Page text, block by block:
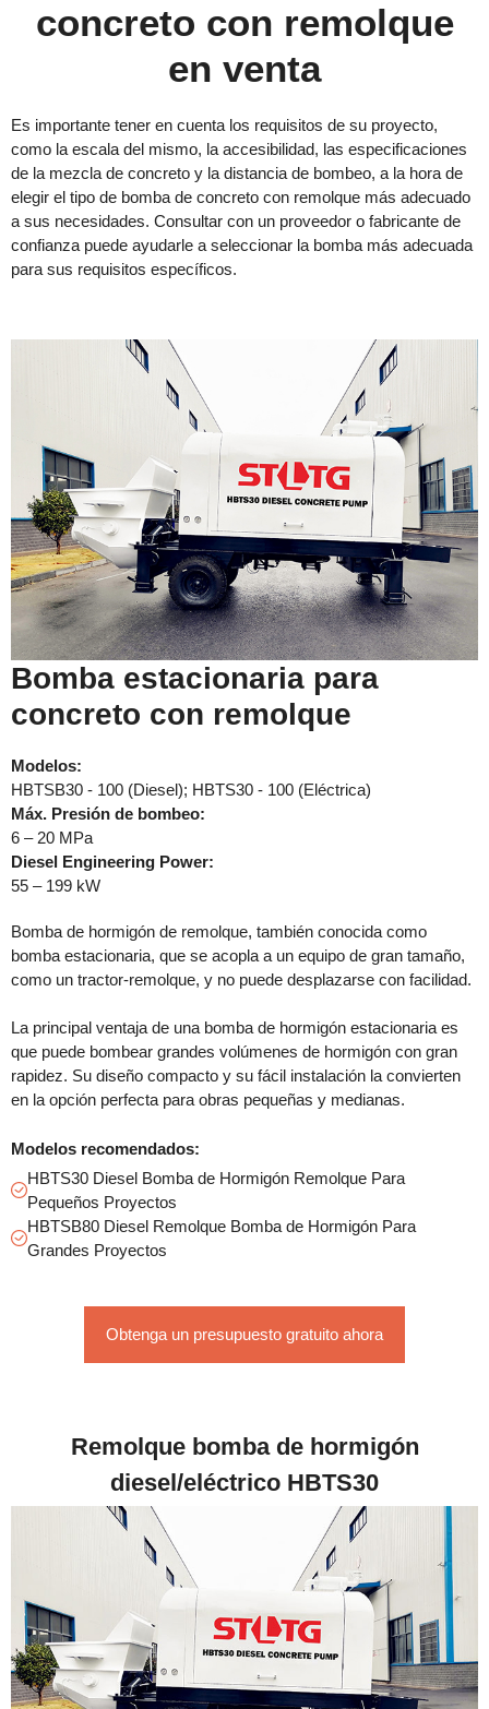
concreto con remolque
en venta
Es importante tener en cuenta los requisitos de su proyecto,
como la escala del mismo, la accesibilidad, las especificaciones
de la mezcla de concreto y la distancia de bombeo, a la hora de
elegir el tipo de bomba de concreto con remolque más adecuado
a sus necesidades. Consultar con un proveedor o fabricante de
confianza puede ayudarle a seleccionar la bomba más adecuada
para sus requisitos específicos.
Bomba estacionaria para
concreto con remolque
Modelos:
HBTSB30 - 100 (Diesel); HBTS30 - 100 (Eléctrica)
Máx. Presión de bombeo:
6 – 20 MPa
Diesel Engineering Power:
55 – 199 kW
Bomba de hormigón de remolque, también conocida como
bomba estacionaria, que se acopla a un equipo de gran tamaño,
como un tractor-remolque, y no puede desplazarse con facilidad.
La principal ventaja de una bomba de hormigón estacionaria es
que puede bombear grandes volúmenes de hormigón con gran
rapidez. Su diseño compacto y su fácil instalación la convierten
en la opción perfecta para obras pequeñas y medianas.
Modelos recomendados:
HBTS30 Diesel Bomba de Hormigón Remolque Para
Pequeños Proyectos
HBTSB80 Diesel Remolque Bomba de Hormigón Para
Grandes Proyectos
Obtenga un presupuesto gratuito ahora
Remolque bomba de hormigón
diesel/eléctrico HBTS30